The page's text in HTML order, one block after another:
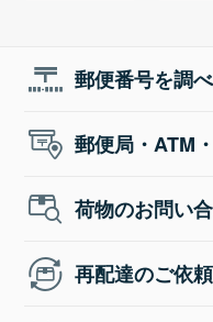
郵便番号を調
郵便局・ATM
荷物のお問い
再配達のご依頼